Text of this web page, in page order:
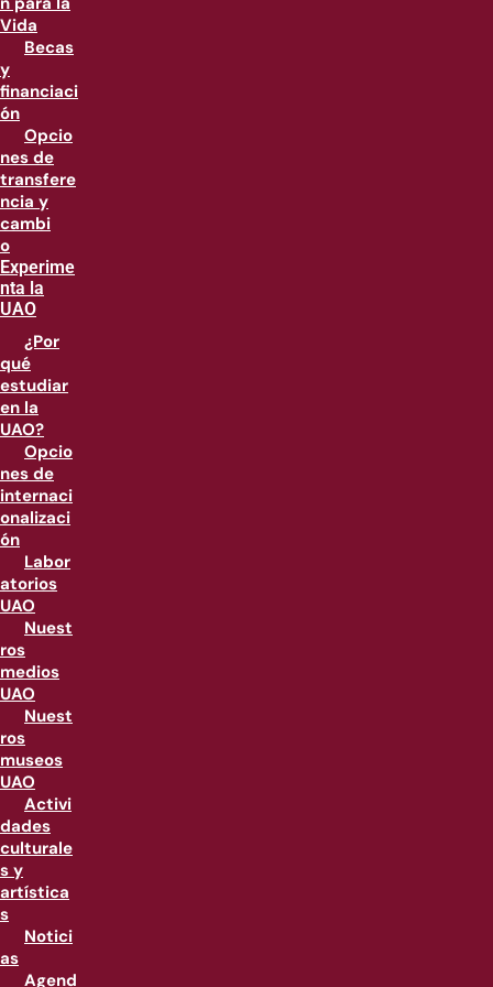
Vida
Becas
y
financiaci
ón
Opcio
nes de
transfere
ncia y
cambi
o
Experime
nta la
UAO
¿Por
qué
estudiar
en la
UAO?
Opcio
nes de
internaci
onalizaci
ón
Labor
atorios
UAO
Nuest
ros
medios
UAO
Nuest
ros
museos
UAO
Activi
dades
culturale
s y
artística
s
Notici
as
Agend